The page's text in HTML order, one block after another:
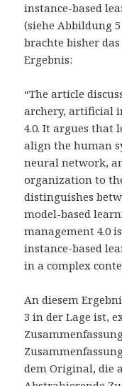
instance-based
(siehe Abbildung
brachte bisher
Ergebnis:
“The article
archery, artificial
4.0. It argues that
align the human
neural network,
organization to
distinguishes
model-based
management 4.0
instance-based
in a complex
An diesem
3 in der Lage ist,
dem Original, die